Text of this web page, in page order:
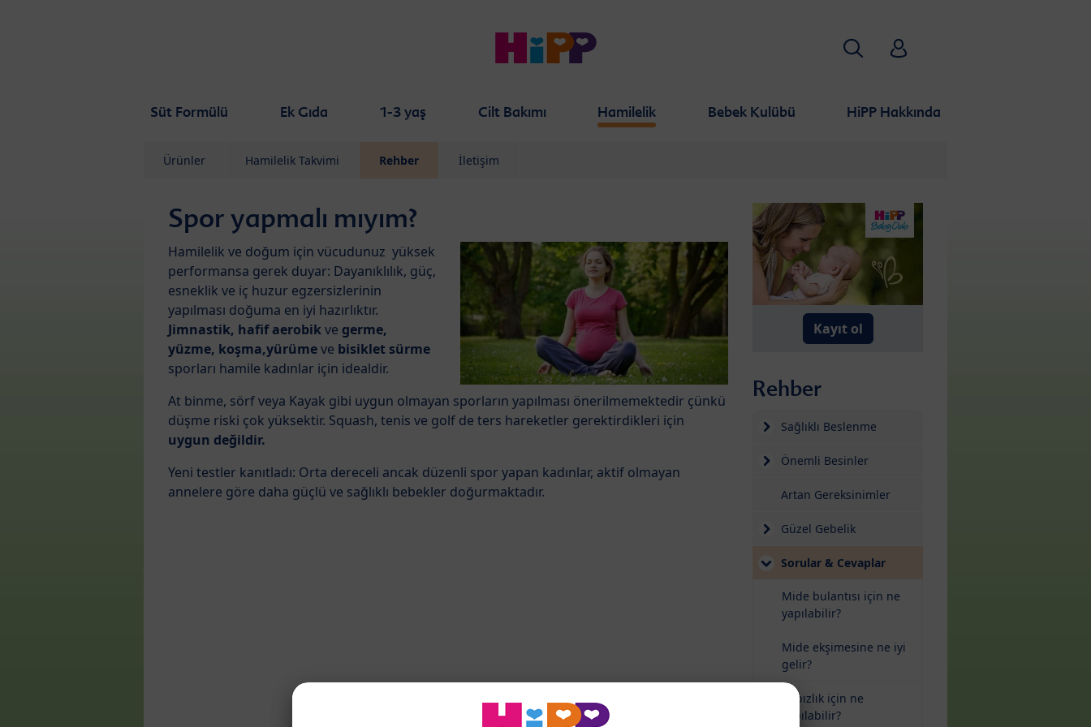
Süt Formülü Ek Gıda 1-3 yaş Cilt Bakımı Hamilelik Bebek Kulübü HiPP Hakkında
AramakHiPP Babyclub
Ürünler Hamilelik Takvimi Rehber İletişim
Spor yapmalı mıyım?
Hamilelik ve doğum için vücudunuz yüksek
performansa gerek duyar: Dayanıklılık, güç,
esneklik ve iç huzur egzersizlerinin
yapılması doğuma en iyi hazırlıktır.
Jimnastik, hafif aerobikve germe,
yüzme, koşma,yürümeve bisiklet sürme
sporları hamile kadınlar için idealdir.
At binme, sörf veya Kayak gibi uygun olmayan sporların yapılması önerilmemektedir çünkü
düşme riski çok yüksektir. Squash, tenis ve golf de ters hareketler gerektirdikleri için
uygun değildir.
Yeni testler kanıtladı: Orta dereceli ancak düzenli spor yapan kadınlar, aktif olmayan
annelere göre daha güçlü ve sağlıklı bebekler doğurmaktadır.
Kayıt ol
Rehber
Sağlıklı Beslenme
Önemli Besinler
Artan Gereksinimler
Güzel Gebelik
Sorular & Cevaplar
Mide bulantısı için ne
yapılabilir?
Mide ekşimesine ne iyi
gelir?
Kabızlık için ne
yapılabilir?